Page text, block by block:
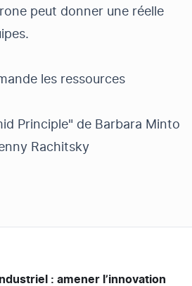
peut donner une réelle
les ressources
Principle" de Barbara Minto
Rachitsky
: amener l’innovation